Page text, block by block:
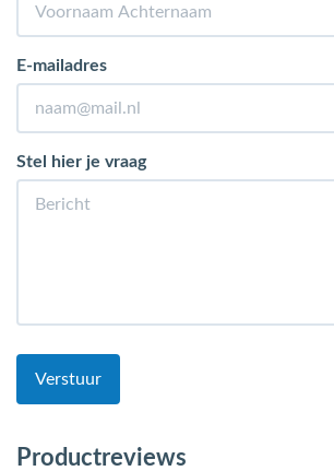
E-mailadres
Stel hier je vraag
Verstuur
Productreviews